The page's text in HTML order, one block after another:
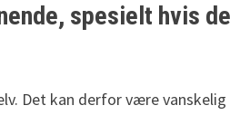
spesielt hvis
Det kan derfor være